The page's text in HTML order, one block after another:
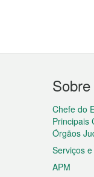
Menu
do
Chefe do
Principais
Órgãos
Serviços
APM